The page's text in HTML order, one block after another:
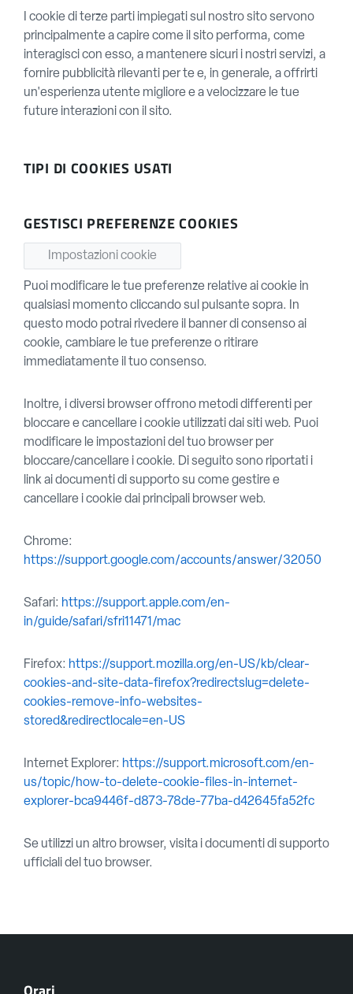
I cookie di terze parti impiegati sul nostro sito servono
principalmente a capire come il sito performa, come
interagisci con esso, a mantenere sicuri i nostri servizi, a
fornire pubblicità rilevanti per te e, in generale, a offrirti
un'esperienza utente migliore e a velocizzare le tue
future interazioni con il sito.
TIPI DI COOKIES USATI
GESTISCI PREFERENZE COOKIES
Impostazioni cookie
Puoi modificare le tue preferenze relative ai cookie in
qualsiasi momento cliccando sul pulsante sopra. In
questo modo potrai rivedere il banner di consenso ai
cookie, cambiare le tue preferenze o ritirare
immediatamente il tuo consenso.
Inoltre, i diversi browser offrono metodi differenti per
bloccare e cancellare i cookie utilizzati dai siti web. Puoi
modificare le impostazioni del tuo browser per
bloccare/cancellare i cookie. Di seguito sono riportati i
link ai documenti di supporto su come gestire e
cancellare i cookie dai principali browser web.
Chrome:
https://support.google.com/accounts/answer/32050
Safari: https://support.apple.com/en-
in/guide/safari/sfri11471/mac
Firefox: https://support.mozilla.org/en-US/kb/clear-
cookies-and-site-data-firefox?redirectslug=delete-
cookies-remove-info-websites-
stored&redirectlocale=en-US
Internet Explorer: https://support.microsoft.com/en-
us/topic/how-to-delete-cookie-files-in-internet-
explorer-bca9446f-d873-78de-77ba-d42645fa52fc
Se utilizzi un altro browser, visita i documenti di supporto
ufficiali del tuo browser.